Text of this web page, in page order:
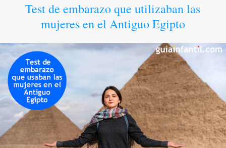
Test de embarazo que utilizaban las
mujeres en el Antiguo Egipto